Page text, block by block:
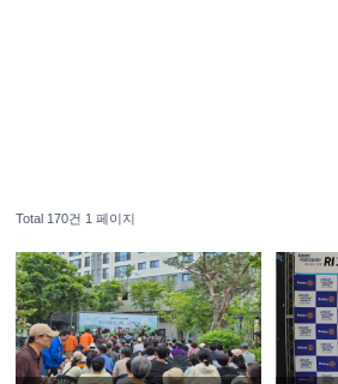
Total 170건 1 페이지